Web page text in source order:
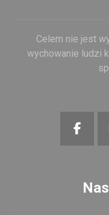
Celem nie jest
wychowanie ludzi